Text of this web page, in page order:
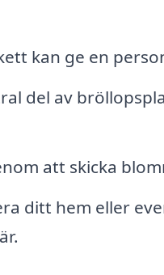
kan ge en
del av
att skicka
ditt hem eller